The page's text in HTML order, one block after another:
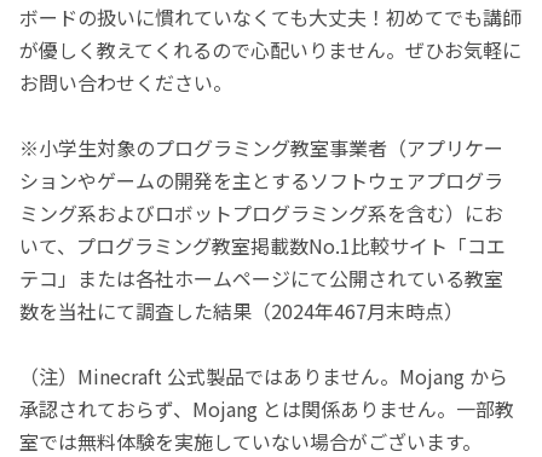
ボードの扱いに慣れていなくても大丈夫！初めてでも講師
が優しく教えてくれるので心配いりません。ぜひお気軽に
お問い合わせください。
※小学生対象のプログラミング教室事業者（アプリケー
ションやゲームの開発を主とするソフトウェアプログラ
ミング系およびロボットプログラミング系を含む）にお
いて、プログラミング教室掲載数No.1比較サイト「コエ
テコ」または各社ホームページにて公開されている教室
数を当社にて調査した結果（2024年467月末時点）
（注）Minecraft 公式製品ではありません。Mojang から
承認されておらず、Mojang とは関係ありません。一部教
室では無料体験を実施していない場合がございます。